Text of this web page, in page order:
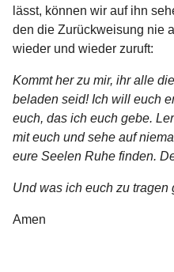
lässt, können wir auf ihn
den die Zurückweisung nie
wieder und wieder zuruft:
Kommt her zu mir, ihr alle
beladen seid! Ich will euch
euch, das ich euch gebe.
mit euch und sehe auf
eure Seelen Ruhe finden.
Und was ich euch zu tragen
Amen